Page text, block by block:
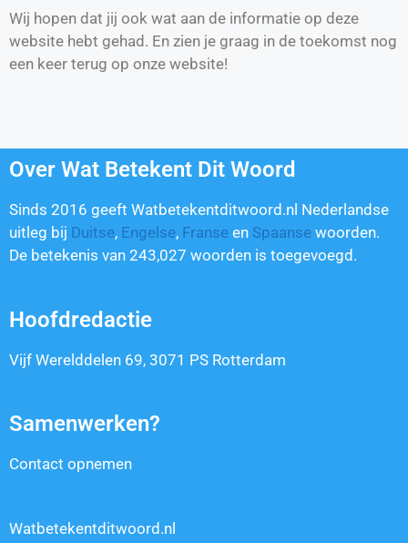
Wij hopen dat jij ook wat aan de informatie op deze
website hebt gehad. En zien je graag in de toekomst nog
een keer terug op onze website!
Over Wat Betekent Dit Woord
Sinds 2016 geeft Watbetekentditwoord.nl Nederlandse
uitleg bij Duitse, Engelse, Franse en Spaanse woorden.
De betekenis van 243,027 woorden is toegevoegd.
Hoofdredactie
Vijf Werelddelen 69, 3071 PS Rotterdam
Samenwerken?
Contact opnemen
Watbetekentditwoord.nl